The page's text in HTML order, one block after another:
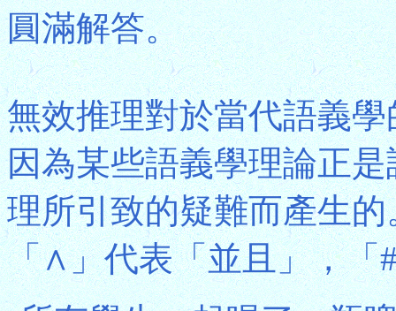
圓滿解答。
無效推理對於當代語義
因為某些語義學理論正
理所引致的疑難而產生
「∧」代表「並且」，